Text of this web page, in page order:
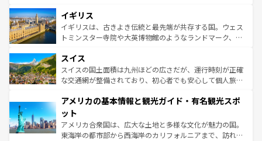
香り高いラベンダー畑など、多彩な楽しみ方が可能だ。さ
らに、パリ以外の地域にも魅力が溢れており、どの街角に
も豊かな歴史と文化が息づいている。パリ以外の個性あふ
を参照してほしい。
顔を持つこの国は、どこを歩いても飽きることがない。ベ
ルリンの文化的活気、バイエルン州のアルプスの絶景、そ
してライン川沿いのワイン畑といった風景は必見。ビール
は、お酒好きな人にはぜひ体験してほしい。 なお、新着の
ドイツ情報はコンテンツ一覧を参照してほしい。
イギリス
イギリスは、古きよき伝統と最先端が共存する国。ウェス
トミンスター寺院や大英博物館のようなランドマーク、歴
リアごとに異なる魅力がある。また、優雅なアフタヌーン
ティー、ビール好きにはたまらない英国パブ、サッカー観
戦など、本場だからこそできる体験も豊富。イギリスを旅
ンツ一覧を参照してほしい。
スイス
スイスの国土面積は九州ほどの広さだが、運行時刻が正確
な交通網が整備されており、初心者でも安心して個人旅行
の建物がそのまま残る町や、スイスならではのユニークな
博物館もあり、アルプス観光だけでなく町歩きも満喫する
ことができる。国民の所得が高いため物価も高いが、旅行
者向けの交通パス提供のサービスもあり、うまく活用すれ
アメリカの基本情報と観光ガイド・有名観光スポ
ット
アメリカ合衆国は、広大な土地と多様な文化が魅力の国。
東海岸の都市部から西海岸のカリフォルニアまで、訪れる